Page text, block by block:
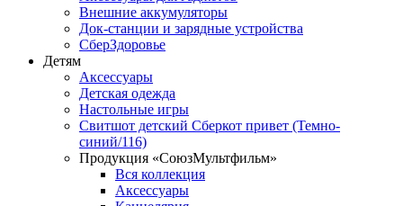
Внешние аккумуляторы
Док-станции и зарядные устройства
СберЗдоровье
Детям
Аксессуары
Детская одежда
Настольные игры
Свитшот детский Сберкот привет (Темно-
синий/116)
Продукция «СоюзМультфильм»
Вся коллекция
Аксессуары